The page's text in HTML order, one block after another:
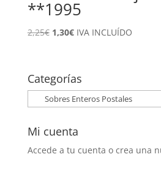
**1995
2,25€ El
era:
2,25€.
1,30€El
es:
1,30€.
IVA INCLUÍDO
Categorías
Mi cuenta
Accede a tu cuenta o crea una